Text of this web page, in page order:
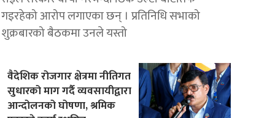
गइरहेको आरोप लगाएका छन् । प्रतिनिधि सभाको
शुक्रबारको बैठकमा उनले यस्तो
वैदेशिक रोजगार क्षेत्रमा नीतिगत
सुधारको माग गर्दै व्यवसायीद्वारा
आन्दोलनको घोषणा, श्रमिक